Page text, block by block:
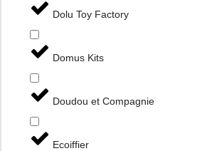
Dolu Toy Factory
Domus Kits
Doudou et Compagnie
Ecoiffier